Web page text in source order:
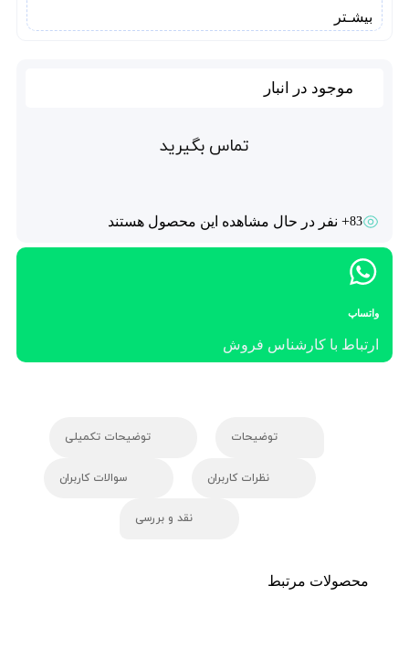
بیشـتر
موجود در انبار
تماس بگیرید
83+ نفر در حال مشاهده این محصول هستند
واتساپ
ارتباط با کارشناس فروش
توضیحات توضیحات تکمیلی
نظرات کاربران سوالات کاربران
نقد و بررسی
محصولات مرتبط